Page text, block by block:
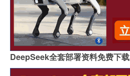
DeepSeek全套部署资料免费下载